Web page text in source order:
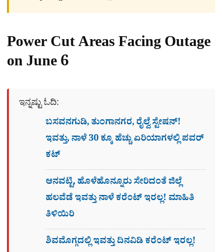
Power Cut Areas Facing Outage
on June 6
ಇನ್ನಷ್ಟು ಓದಿ:
ಬಸವನಗುಡಿ, ತುಂಗಾನಗರ, ರೈಲ್ವೆ ಸ್ಟೇಷನ್​!
ಇವತ್ತು, ನಾಳೆ 30 ಕ್ಕೂ ಹೆಚ್ಚು ಏರಿಯಾಗಳಲ್ಲಿ ಪವರ್
ಕಟ್​
ಆನವಟ್ಟಿ, ಹೊಳೆಹೊನ್ನೂರು ಸೇರಿದಂತೆ ಜಿಲ್ಲೆ
ಹಲವೆಡೆ ಇವತ್ತು ನಾಳೆ ಕರೆಂಟ್ ಇರಲ್ಲ! ಮಾಹಿತಿ
ತಿಳಿಯಿರಿ
ಶಿವಮೊಗ್ಗದಲ್ಲಿ ಇವತ್ತು ದಿನವಿಡಿ ಕರೆಂಟ್ ಇರಲ್ಲ!